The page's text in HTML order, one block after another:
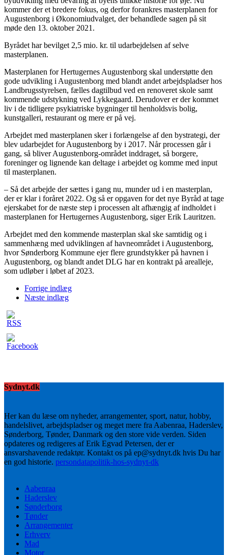
kommer der et bredere fokus, og derfor forankres masterplanen for
Augustenborg i Økonomiudvalget, der behandlede sagen på sit
møde den 13. oktober 2021.
Byrådet har bevilget 2,5 mio. kr. til udarbejdelsen af selve
masterplanen.
Masterplanen for Hertugernes Augustenborg skal understøtte den
gode udvikling i Augustenborg med blandt andet arbejdspladser hos
Landbrugsstyrelsen, fælles dagtilbud ved en renoveret skole samt
kommende udstykning ved Lykkegaard. Derudover er der kommet
liv i de tidligere psykiatriske bygninger til henholdsvis bolig,
kunstgalleri, restaurant og mere er på vej.
Arbejdet med masterplanen sker i forlængelse af den bystrategi, der
blev udarbejdet for Augustenborg by i 2017. Når processen går i
gang, så bliver Augustenborg-området inddraget, så borgere,
foreninger og lignende kan deltage i arbejdet og komme med input
til masterplanen.
– Så det arbejde der sættes i gang nu, munder ud i en masterplan,
der er klar i foråret 2022. Og så er opgaven for det nye Byråd at tage
ejerskabet for de næste step i processen alt afhængig af indholdet i
masterplanen for Hertugernes Augustenborg, siger Erik Lauritzen.
Arbejdet med den kommende masterplan skal ske samtidig og i
sammenhæng med udviklingen af havneområdet i Augustenborg,
hvor Sønderborg Kommune ejer flere grundstykker på havnen i
Augustenborg, og blandt andet DLG har en kontrakt på arealleje,
som udløber i løbet af 2023.
Forrige indlæg
Næste indlæg
Sydnyt.dk
Her kan du læse om nyheder, arrangementer, sport, natur, hobby,
handelslivet, arbejdspladser og meget mere fra Aabenraa, Haderslev,
Sønderborg, Tønder, Danmark og den store vide verden. Siden
opdateres og redigeres af Erik Egvad Petersen, der er
ansvarshavende redaktør. Kontakt os på ep@sydnyt.dk hvis Du har
en god historie. persondatapolitik-hos-sydnyt-dk
Aabenraa
Haderslev
Sønderborg
Tønder
Arrangementer
Erhverv
Mad
Motor